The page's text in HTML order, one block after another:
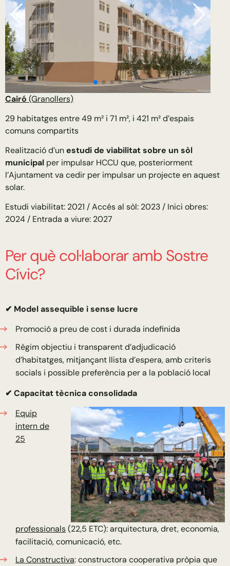
Cairó (Granollers)
29 habitatges entre 49 m² i 71 m², i 421 m² d’espais
comuns compartits
Realització d’unestudi de viabilitat sobre un sòl
municipal per impulsar HCCU que, posteriorment
l’Ajuntament va cedir per impulsar un projecte en aquest
solar.
Estudi viabilitat: 2021 / Accés al sòl: 2023 / Inici obres:
2024 / Entrada a viure: 2027
Per què col·laborar amb Sostre
Cívic?
✔ Model assequible i sense lucre
Promoció a preu de cost i durada indefinida
Règim objectiu i transparent d’adjudicació
d’habitatges, mitjançant llista d’espera, amb criteris
socials i possible preferència per a la població local
✔ Capacitat tècnica consolidada
Equip
intern de
25
professionals(22,5 ETC): arquitectura, dret, economia,
facilitació, comunicació, etc.
La Constructiva: constructora cooperativa pròpia que